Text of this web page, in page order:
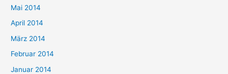
Mai 2014
April 2014
März 2014
Februar 2014
Januar 2014